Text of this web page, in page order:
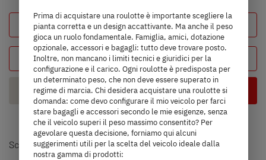
Carica configurazione
Panoramica del veicolo
Layout
Scegli un modello
Prima di acquistare una roulotte è importante scegliere la
pianta corretta e un design accattivante. Ma anche il peso
gioca un ruolo fondamentale. Famiglia, amici, dotazione
opzionale, accessori e bagagli: tutto deve trovare posto.
Inoltre, non mancano i limiti tecnici e giuridici per la
configurazione e il carico. Ogni roulotte è predisposta per
un determinato peso, che non deve essere superato in
regime di marcia. Chi desidera acquistare una roulotte si
domanda: come devo configurare il mio veicolo per farci
stare bagagli e accessori secondo le mie esigenze, senza
che il veicolo superi il peso massimo consentito? Per
agevolare questa decisione, forniamo qui alcuni
suggerimenti utili per la scelta del veicolo ideale dalla
nostra gamma di prodotti: